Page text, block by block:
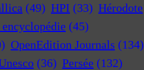
(49) HPI (33) Hérodote
encyclopédie (45)
OpenEdition Journals (134)
(36) Persée (132)